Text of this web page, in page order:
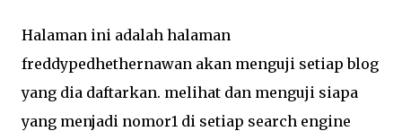
Halaman ini adalah halaman
freddypedhethernawan akan menguji setiap blog
yang dia daftarkan. melihat dan menguji siapa
yang menjadi nomor1 di setiap search engine